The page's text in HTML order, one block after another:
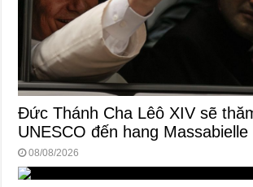
Đức Thánh Cha Lêô XIV sẽ
UNESCO đến hang Massabielle
08/08/2026